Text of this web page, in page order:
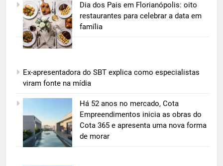
Dia dos Pais em Florianópolis: oito
restaurantes para celebrar a data em
família
Ex-apresentadora do SBT explica como especialistas
viram fonte na mídia
Há 52 anos no mercado, Cota
Empreendimentos inicia as obras do
Cota 365 e apresenta uma nova forma
de morar
5
Grupo Pereira lança iniciativa
pioneira e escalável de
aproveitamento de frutas, legumes
ECONOMIA & NEGÓCIOS